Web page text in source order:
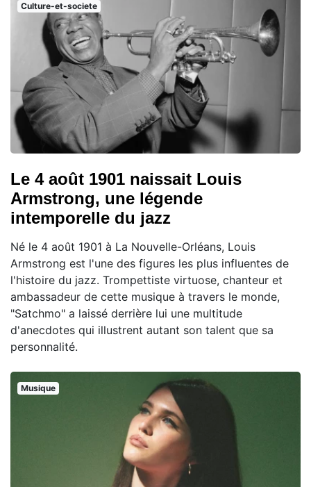
Culture-et-societe
Le 4 août 1901 naissait Louis
Armstrong, une légende
intemporelle du jazz
Né le 4 août 1901 à La Nouvelle-Orléans, Louis
Armstrong est l'une des figures les plus influentes de
l'histoire du jazz. Trompettiste virtuose, chanteur et
ambassadeur de cette musique à travers le monde,
"Satchmo" a laissé derrière lui une multitude
d'anecdotes qui illustrent autant son talent que sa
personnalité.
Musique